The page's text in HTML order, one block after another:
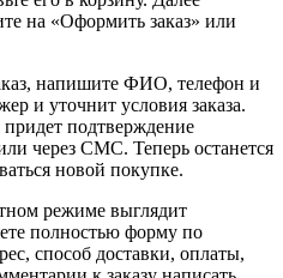
на «Оформить заказ» или
напишите ФИО, телефон и
и уточнит условия заказа.
придет подтверждение
через СМС. Теперь останется
новой покупке.
режиме выглядит
полностью форму по
способ доставки, оплаты,